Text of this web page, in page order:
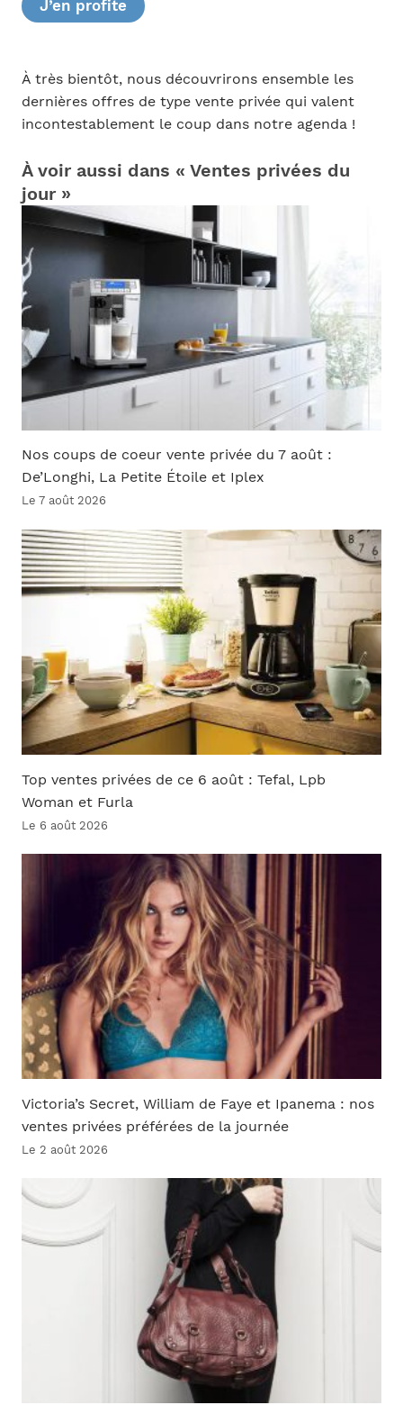
J’en profite
À très bientôt, nous découvrirons ensemble les
dernières offres de type vente privée qui valent
incontestablement le coup dans notre agenda !
À voir aussi dans « Ventes privées du
jour »
Nos coups de coeur vente privée du 7 août :
De’Longhi, La Petite Étoile et Iplex
Le 7 août 2026
Top ventes privées de ce 6 août : Tefal, Lpb
Woman et Furla
Le 6 août 2026
Victoria’s Secret, William de Faye et Ipanema : nos
ventes privées préférées de la journée
Le 2 août 2026